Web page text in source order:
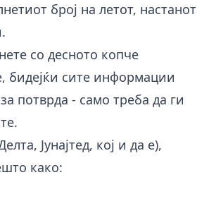
број на летот, настанот
со десното копче
бидејќи сите информации
потврда - само треба да ги
Јунајтед, кој и да е),
како: